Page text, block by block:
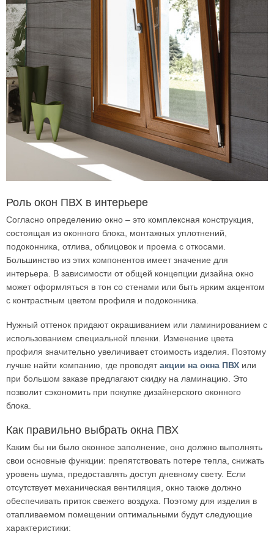
Роль окон ПВХ в интерьере
Согласно определению окно – это комплексная конструкция,
состоящая из оконного блока, монтажных уплотнений,
подоконника, отлива, облицовок и проема с откосами.
Большинство из этих компонентов имеет значение для
интерьера. В зависимости от общей концепции дизайна окно
может оформляться в тон со стенами или быть ярким акцентом
с контрастным цветом профиля и подоконника.
Нужный оттенок придают окрашиванием или ламинированием с
использованием специальной пленки. Изменение цвета
профиля значительно увеличивает стоимость изделия. Поэтому
лучше найти компанию, где проводятакции на окна ПВХ или
при большом заказе предлагают скидку на ламинацию. Это
позволит сэкономить при покупке дизайнерского оконного
блока.
Как правильно выбрать окна ПВХ
Каким бы ни было оконное заполнение, оно должно выполнять
свои основные функции: препятствовать потере тепла, снижать
уровень шума, предоставлять доступ дневному свету. Если
отсутствует механическая вентиляция, окно также должно
обеспечивать приток свежего воздуха. Поэтому для изделия в
отапливаемом помещении оптимальными будут следующие
характеристики: